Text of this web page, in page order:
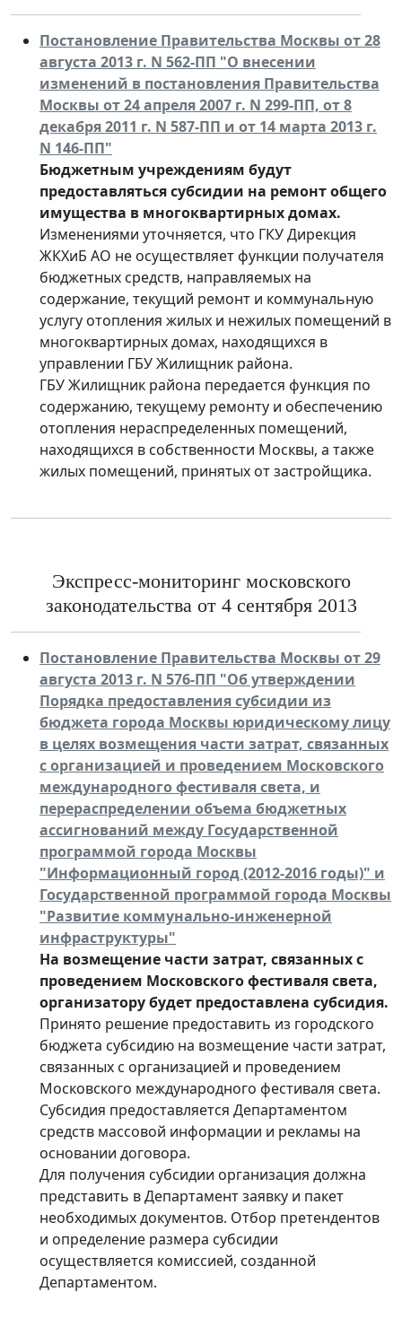
Постановление Правительства Москвы от 28
августа 2013 г. N 562-ПП "О внесении
изменений в постановления Правительства
Москвы от 24 апреля 2007 г. N 299-ПП, от 8
декабря 2011 г. N 587-ПП и от 14 марта 2013 г.
N 146-ПП"
Бюджетным учреждениям будут
предоставляться субсидии на ремонт общего
имущества в многоквартирных домах.
Изменениями уточняется, что ГКУ Дирекция
ЖКХиБ АО не осуществляет функции получателя
бюджетных средств, направляемых на
содержание, текущий ремонт и коммунальную
услугу отопления жилых и нежилых помещений в
многоквартирных домах, находящихся в
управлении ГБУ Жилищник района.
ГБУ Жилищник района передается функция по
содержанию, текущему ремонту и обеспечению
отопления нераспределенных помещений,
находящихся в собственности Москвы, а также
жилых помещений, принятых от застройщика.
Экспресс-мониторинг московского
законодательства от 4 сентября 2013
Постановление Правительства Москвы от 29
августа 2013 г. N 576-ПП "Об утверждении
Порядка предоставления субсидии из
бюджета города Москвы юридическому лицу
в целях возмещения части затрат, связанных
с организацией и проведением Московского
международного фестиваля света, и
перераспределении объема бюджетных
ассигнований между Государственной
программой города Москвы
"Информационный город (2012-2016 годы)" и
Государственной программой города Москвы
"Развитие коммунально-инженерной
инфраструктуры"
На возмещение части затрат, связанных с
проведением Московского фестиваля света,
организатору будет предоставлена субсидия.
Принято решение предоставить из городского
бюджета субсидию на возмещение части затрат,
связанных с организацией и проведением
Московского международного фестиваля света.
Субсидия предоставляется Департаментом
средств массовой информации и рекламы на
основании договора.
Для получения субсидии организация должна
представить в Департамент заявку и пакет
необходимых документов. Отбор претендентов
и определение размера субсидии
осуществляется комиссией, созданной
Департаментом.